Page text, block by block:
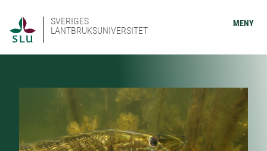
SVERIGES
LANTBRUKSUNIVERSITET
MENY